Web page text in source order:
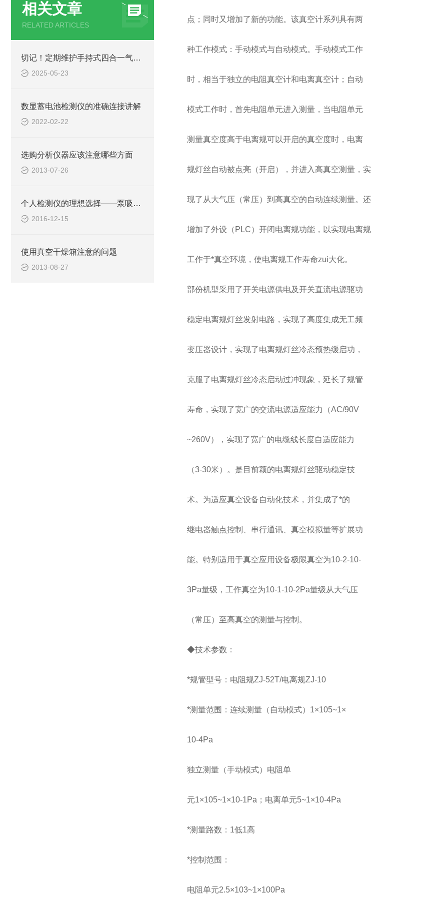
相关文章
RELATED ARTICLES
切记！定期维护手持式四合一气体检测仪才能提升整体工作效率
2025-05-23
数显蓄电池检测仪的准确连接讲解
2022-02-22
选购分析仪器应该注意哪些方面
2013-07-26
个人检测仪的理想选择——泵吸式气体检测仪
2016-12-15
使用真空干燥箱注意的问题
2013-08-27
点；同时又增加了新的功能。该真空计系列具有两
种工作模式：手动模式与自动模式。手动模式工作
时，相当于独立的电阻真空计和电离真空计；自动
模式工作时，首先电阻单元进入测量，当电阻单元
测量真空度高于电离规可以开启的真空度时，电离
规灯丝自动被点亮（开启），并进入高真空测量，实
现了从大气压（常压）到高真空的自动连续测量。还
增加了外设（PLC）开闭电离规功能，以实现电离规
工作于*真空环境，使电离规工作寿命zui大化。
部份机型采用了开关电源供电及开关直流电源驱功
稳定电离规灯丝发射电路，实现了高度集成无工频
变压器设计，实现了电离规灯丝冷态预热缓启功，
克服了电离规灯丝冷态启动过冲现象，延长了规管
寿命，实现了宽广的交流电源适应能力（AC/90V
~260V），实现了宽广的电缆线长度自适应能力
（3-30米）。是目前颖的电离规灯丝驱动稳定技
术。为适应真空设备自动化技术，并集成了*的
继电器触点控制、串行通讯、真空模拟量等扩展功
能。特别适用于真空应用设备极限真空为10-2-10-
3Pa量级，工作真空为10-1-10-2Pa量级从大气压
（常压）至高真空的测量与控制。
◆技术参数：
*规管型号：电阻规ZJ-52T/电离规ZJ-10
*测量范围：连续测量（自动模式）1×105~1×
10-4Pa
独立测量（手动模式）电阻单
元1×105~1×10-1Pa；电离单元5~1×10-4Pa
*测量路数：1低1高
*控制范围：
电阻单元2.5×103~1×100Pa